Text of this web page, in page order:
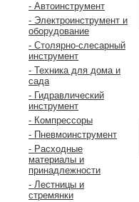
- Автоинструмент
- Электроинструмент и
оборудование
- Столярно-слесарный
инструмент
- Техника для дома и
сада
- Гидравлический
инструмент
- Компрессоры
- Пневмоинструмент
- Расходные
материалы и
принадлежности
- Лестницы и
стремянки